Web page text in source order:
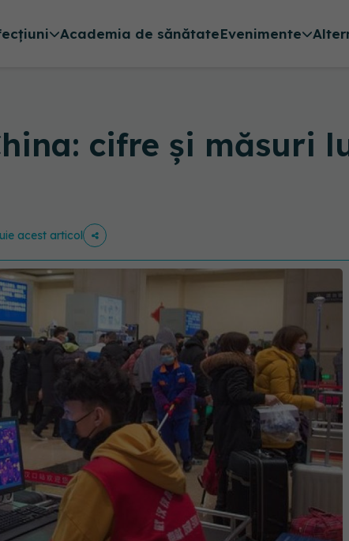
Academia de sănătateEvenimente
cifre și măsuri
acest articol